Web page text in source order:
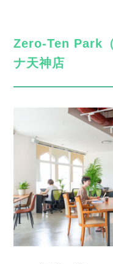
Zero-Ten Park
ナ天神店